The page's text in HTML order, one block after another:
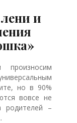
и
но в 90%
вовсе не
–